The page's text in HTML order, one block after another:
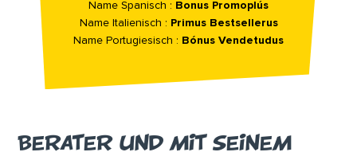
Name Spanisch : Bonus Promoplús
Name Italienisch : Primus Bestsellerus
Name Portugiesisch : Bónus Vendetudus
BERATER UND MIT SEINEM